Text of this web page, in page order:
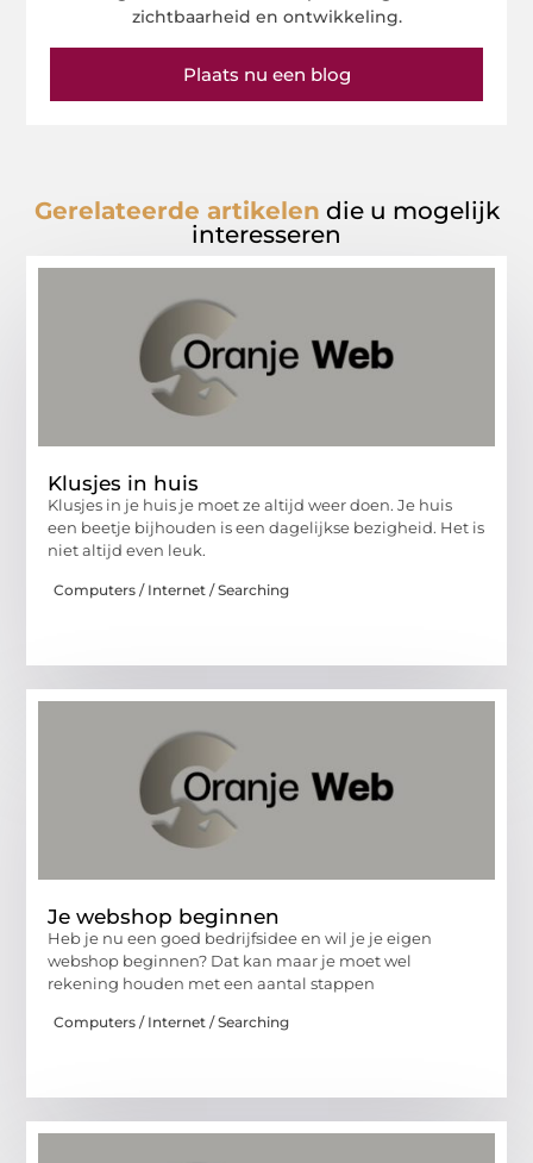
zichtbaarheid en ontwikkeling.
Plaats nu een blog
Gerelateerde artikelen die u mogelijk
interesseren
Klusjes in huis
Klusjes in je huis je moet ze altijd weer doen. Je huis
een beetje bijhouden is een dagelijkse bezigheid. Het is
niet altijd even leuk.
Computers / Internet / Searching
Je webshop beginnen
Heb je nu een goed bedrijfsidee en wil je je eigen
webshop beginnen? Dat kan maar je moet wel
rekening houden met een aantal stappen
Computers / Internet / Searching